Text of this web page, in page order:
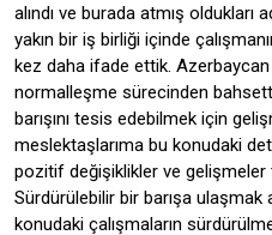
alındı ve burada atmış oldukları
yakın bir iş birliği içinde
kez daha ifade ettik.
normalleşme sürecinden
barışını tesis edebilmek için
meslektaşlarıma bu konudaki
pozitif değişiklikler ve gelişmeler
Sürdürülebilir bir barışa ulaşmak
konudaki çalışmaların